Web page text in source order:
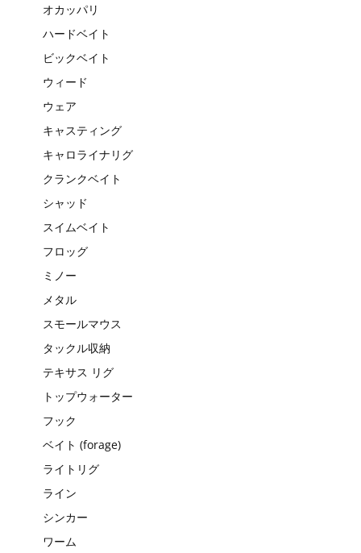
オカッパリ
ハードベイト
ビックベイト
ウィード
ウェア
キャスティング
キャロライナリグ
クランクベイト
シャッド
スイムベイト
フロッグ
ミノー
メタル
スモールマウス
タックル収納
テキサス リグ
トップウォーター
フック
ベイト (forage)
ライトリグ
ライン
シンカー
ワーム